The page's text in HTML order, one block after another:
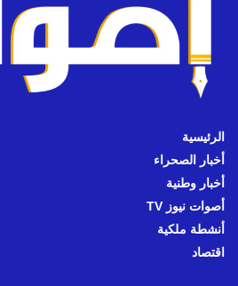
الرئيسية
أخبار الصحراء
أخبار وطنية
أصوات نيوز TV
أنشطة ملكية
اقتصاد